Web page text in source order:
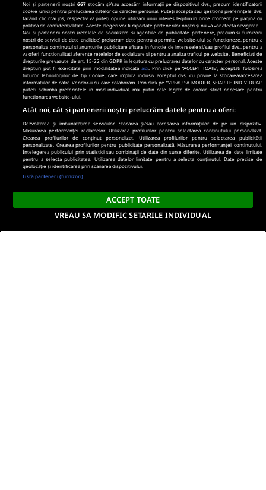
Noi și partenerii noștri667 stocăm și/sau accesăm informații pe dispozitivul dvs., precum identificatorii
cookie unici pentru prelucrarea datelor cu caracter personal. Puteți accepta sau gestiona preferințele dvs.
făcând clic mai jos, respectiv vă puteți opune utilizării unui interes legitim în orice moment pe pagina cu
politica de confidențialitate. Aceste alegeri vor fi raportate partenerilor noștri și nu vă vor afecta navigarea.
Noi si partenerii nostri (retelele de socializare si agentiile de publicitate partenere, precum si furnizorii
nostri de servicii de date analitice) prelucram date pentru a permite website-ului sa functioneze, pentru a
personaliza continutul si anunturile publicitare afisate in functie de interesele si/sau profilul dvs., pentru a
va oferi functionalitati aferente retelelor de socializare si pentru a analiza traficul pe website. Beneficiati de
drepturile prevazute de art. 15-22 din GDPR in legatura cu prelucrarea datelor cu caracter personal. Aceste
drepturi pot fi exercitate prin modalitatea indicata aici . Prin click pe “ACCEPT TOATE”, acceptati folosirea
tuturor Tehnologiilor de tip Cookie, care implica inclusiv acceptul dvs. cu privire la stocarea/accesarea
informatiilor de catre Vendor-ii cu care colaboram. Prin click pe “VREAU SA MODIFIC SETARILE INDIVIDUAL”
puteti schimba preferintele in mod individual, mai putin cele legate de cookie strict necesare pentru
functionarea website-ului.
Atât noi, cât și partenerii noștri prelucrăm datele pentru a oferi:
Dezvoltarea și îmbunătățirea serviciilor. Stocarea și/sau accesarea informațiilor de pe un dispozitiv.
Măsurarea performanței reclamelor. Utilizarea profilurilor pentru selectarea conținutului personalizat.
Crearea profilurilor de conținut personalizat. Utilizarea profilurilor pentru selectarea publicității
personalizate. Crearea profilurilor pentru publicitate personalizată. Măsurarea performanței conținutului.
Înțelegerea publicului prin statistici sau combinații de date din surse diferite. Utilizarea de date limitate
pentru a selecta publicitatea. Utilizarea datelor limitate pentru a selecta conținutul. Date precise de
geolocație și identificarea prin scanarea dispozitivului.
Listă parteneri (furnizori)
ACCEPT TOATE
VREAU SA MODIFIC SETARILE INDIVIDUAL